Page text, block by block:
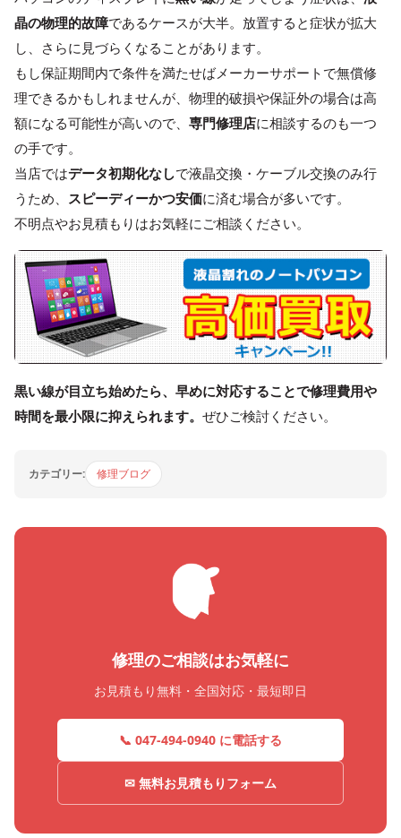
晶の物理的故障であるケースが大半。放置すると症状が拡大
し、さらに見づらくなることがあります。
もし保証期間内で条件を満たせばメーカーサポートで無償修
理できるかもしれませんが、 物理的破損や保証外の場合は高
額になる可能性が高いので、 専門修理店に相談するのも一つ
の手です。
当店ではデータ初期化なしで液晶交換・ケーブル交換のみ行
うため、 スピーディーかつ安価に済む場合が多いです。
不明点やお見積もりはお気軽にご相談ください。
黒い線が目立ち始めたら、早めに対応することで修理費用や
時間を最小限に抑えられます。 ぜひご検討ください。
カテゴリー: 修理ブログ
修理のご相談はお気軽に
お見積もり無料・全国対応・最短即日
📞 047-494-0940 に電話する
✉ 無料お見積もりフォーム